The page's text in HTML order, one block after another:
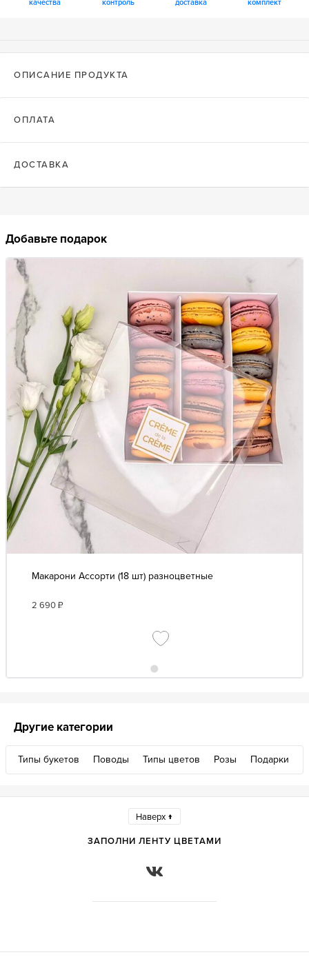
качества
контроль
доставка
комплект
ОПИСАНИЕ ПРОДУКТА
ОПЛАТА
ДОСТАВКА
Добавьте подарок
Макарони Ассорти (18 шт) разноцветные
2 690₽
Другие категории
Типы букетов Поводы Типы цветов Розы Подарки
ЗАПОЛНИ ЛЕНТУ ЦВЕТАМИ
Наверх ↑